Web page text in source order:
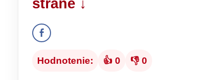
strane ↓
Hodnotenie: 👍 0 👎 0